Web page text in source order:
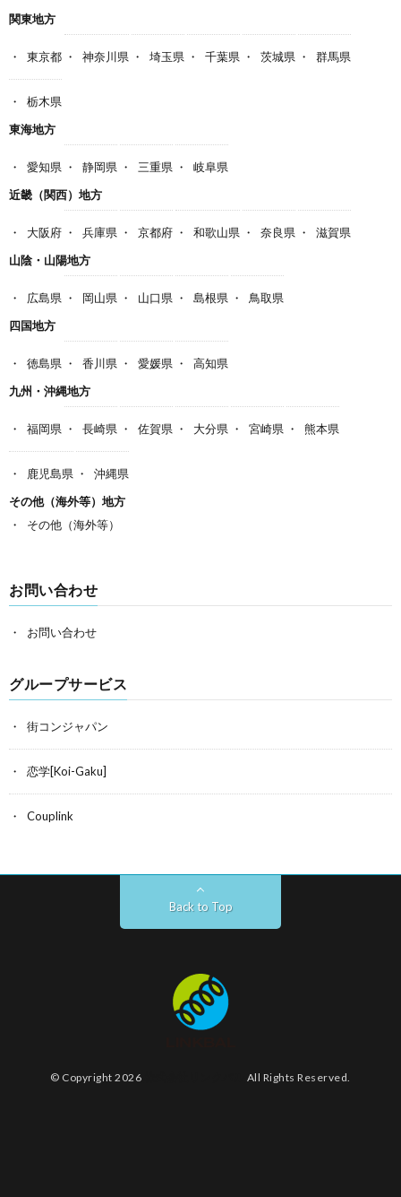
関東地方
東京都 神奈川県 埼玉県 千葉県 茨城県 群馬県
栃木県
東海地方
愛知県 静岡県 三重県
岐阜県
近畿（関西）地方
大阪府 兵庫県 京都府 和歌山県 奈良県
滋賀県
山陰・山陽地方
広島県 岡山県 山口県 島根県
鳥取県
四国地方
徳島県 香川県 愛媛県
高知県
九州・沖縄地方
福岡県 長崎県 佐賀県 大分県 宮崎県 熊本県
鹿児島県
沖縄県
その他（海外等）地方
その他（海外等）
お問い合わせ
お問い合わせ
グループサービス
街コンジャパン
恋学[Koi-Gaku]
Couplink
Back to Top
© Copyright 2026 All Rights Reserved.